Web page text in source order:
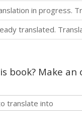
in progress.
translated.
book? Make